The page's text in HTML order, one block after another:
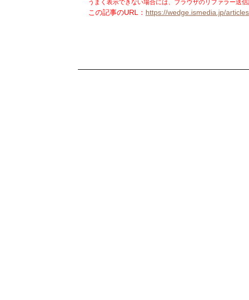
うまく表示できない場合には、ブラウザのリファラー送信
この記事のURL： https://wedge.ismedia.jp/